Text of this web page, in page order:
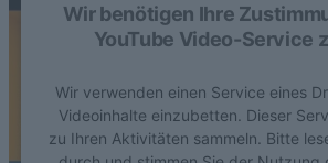
Wir benötigen Ihre
YouTube Video-Service
Wir verwenden einen Service eines
Videoinhalte einzubetten. Dieser
zu Ihren Aktivitäten sammeln. Bitte